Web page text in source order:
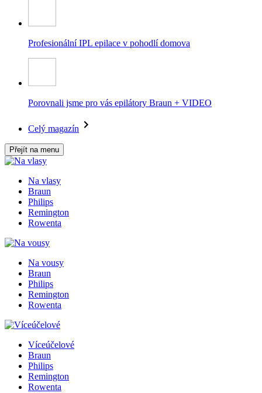
Profesionální IPL epilace v pohodlí domova
Porovnali jsme pro vás epilátory Braun + VIDEO
Celý magazín
Přejít na menu
Na vlasy
Braun
Philips
Remington
Rowenta
Na vousy
Braun
Philips
Remington
Rowenta
Víceúčelové
Braun
Philips
Remington
Rowenta